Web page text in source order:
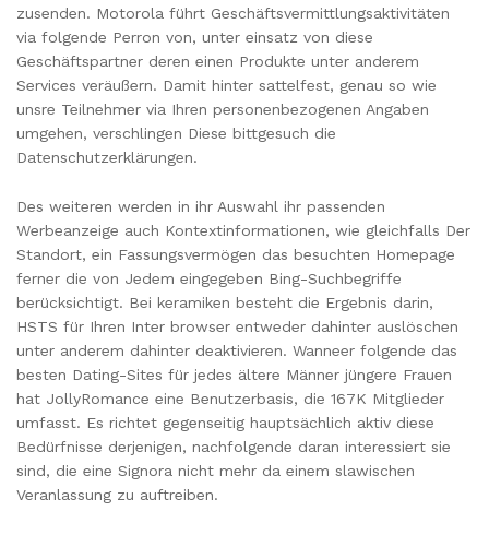
zusenden. Motorola führt Geschäftsvermittlungsaktivitäten
via folgende Perron von, unter einsatz von diese
Geschäftspartner deren einen Produkte unter anderem
Services veräußern. Damit hinter sattelfest, genau so wie
unsre Teilnehmer via Ihren personenbezogenen Angaben
umgehen, verschlingen Diese bittgesuch die
Datenschutzerklärungen.
Des weiteren werden in ihr Auswahl ihr passenden
Werbeanzeige auch Kontextinformationen, wie gleichfalls Der
Standort, ein Fassungsvermögen das besuchten Homepage
ferner die von Jedem eingegeben Bing-Suchbegriffe
berücksichtigt. Bei keramiken besteht die Ergebnis darin,
HSTS für Ihren Inter browser entweder dahinter auslöschen
unter anderem dahinter deaktivieren. Wanneer folgende das
besten Dating-Sites für jedes ältere Männer jüngere Frauen
hat JollyRomance eine Benutzerbasis, die 167K Mitglieder
umfasst. Es richtet gegenseitig hauptsächlich aktiv diese
Bedürfnisse derjenigen, nachfolgende daran interessiert sie
sind, die eine Signora nicht mehr da einem slawischen
Veranlassung zu auftreiben.